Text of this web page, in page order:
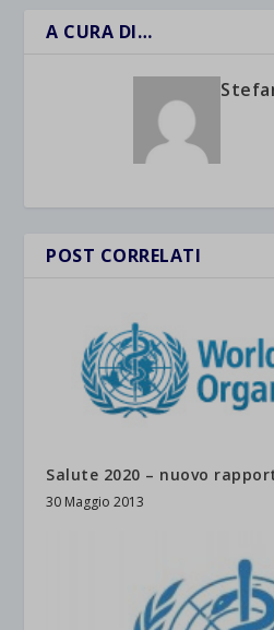
A CURA DI…
POST CORRELATI
Salute 2020 – nuovo
30 Maggio 2013